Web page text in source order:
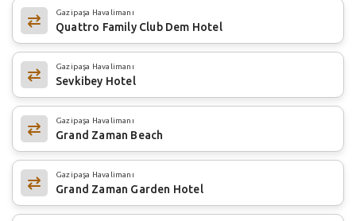
Gazipaşa Havalimanı
Quattro Family Club Dem Hotel
Gazipaşa Havalimanı
Sevkibey Hotel
Gazipaşa Havalimanı
Grand Zaman Beach
Gazipaşa Havalimanı
Grand Zaman Garden Hotel